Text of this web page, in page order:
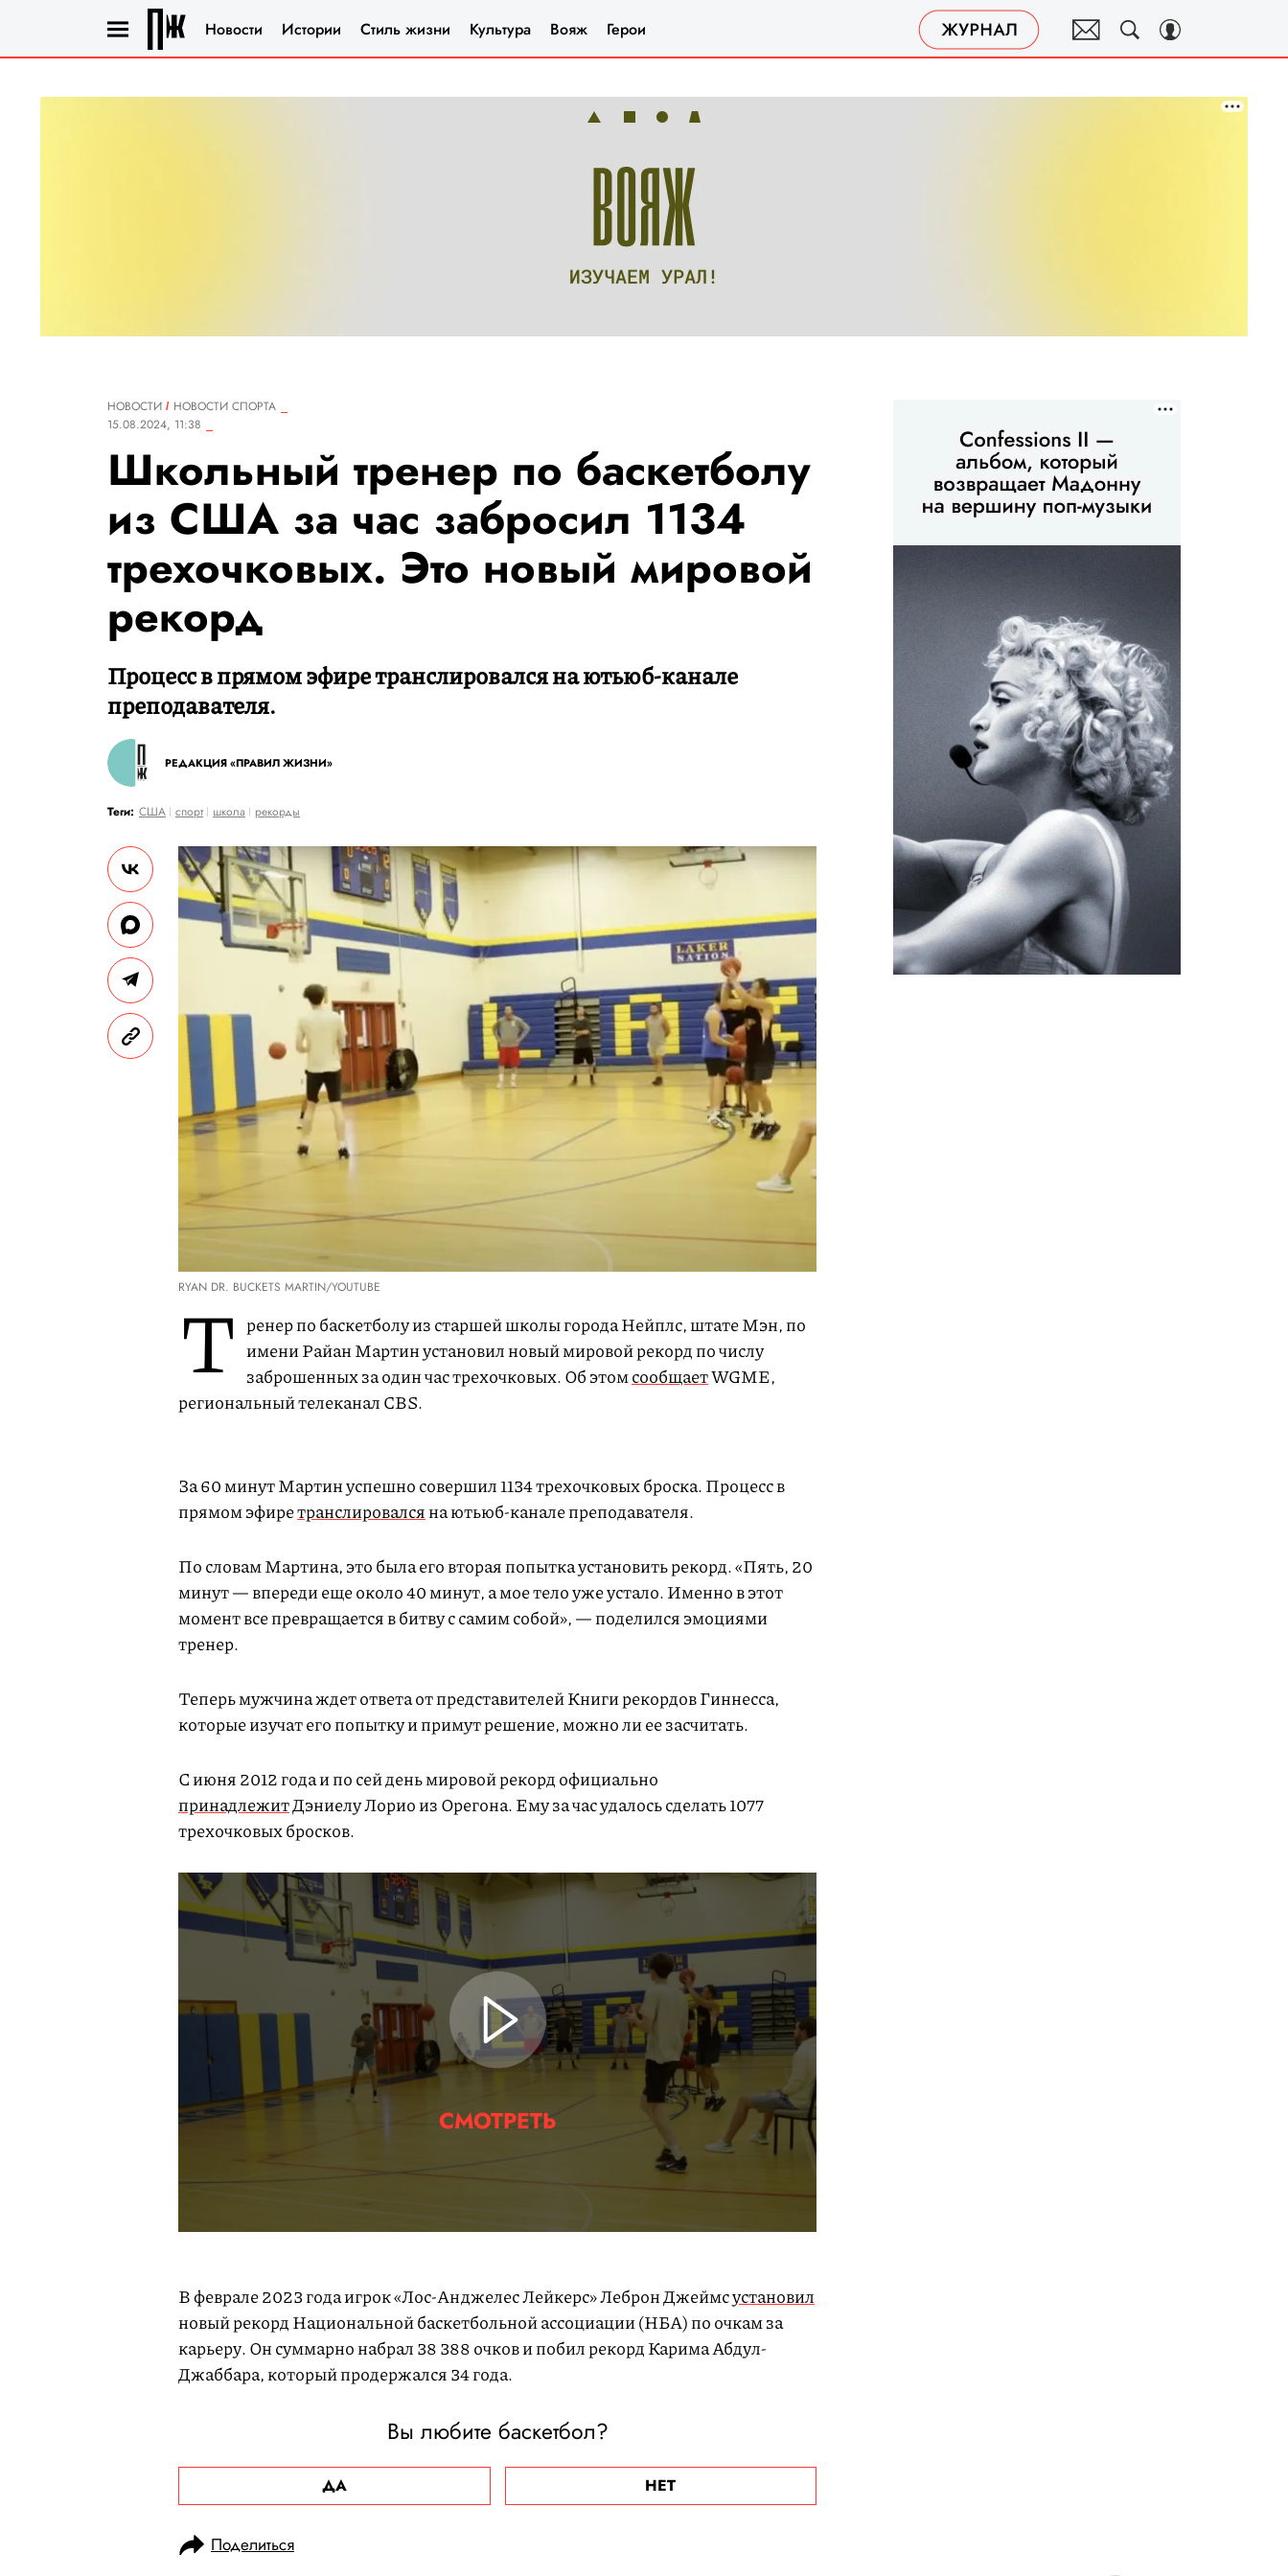
Новости Истории Стиль жизни Культура Вояж Герои
НОВОСТИ
НОВОСТИ СПОРТА
15.08.2024, 11:38
Школьный тренер по баскетболу
из США за час забросил 1134
трехочковых. Это новый мировой
рекорд
Процесс в прямом эфире транслировался на ютьюб-канале
преподавателя.
РЕДАКЦИЯ «ПРАВИЛ ЖИЗНИ»
Теги: США спорт школа рекорды
RYAN DR. BUCKETS MARTIN/YOUTUBE
Т ренер по баскетболу из старшей школы города Нейплс, штате Мэн, по
имени Райан Мартин установил новый мировой рекорд по числу
заброшенных за один час трехочковых. Об этомсообщаетWGME,
региональный телеканал CBS.
За 60 минут Мартин успешно совершил 1134 трехочковых броска. Процесс в
прямом эфиретранслировалсяна ютьюб-канале преподавателя.
По словам Мартина, это была его вторая попытка установить рекорд. «Пять, 20
минут — впереди еще около 40 минут, а мое тело уже устало. Именно в этот
момент все превращается в битву с самим собой», — поделился эмоциями
тренер.
Теперь мужчина ждет ответа от представителей Книги рекордов Гиннесса,
которые изучат его попытку и примут решение, можно ли ее засчитать.
С июня 2012 года и по сей день мировой рекорд официально
принадлежитДэниелу Лорио из Орегона. Ему за час удалось сделать 1077
трехочковых бросков.
СМОТРЕТЬ
В феврале 2023 года игрок «Лос-Анджелес Лейкерс» Леброн Джеймсустановил
новый рекорд Национальной баскетбольной ассоциации (НБА) по очкам за
карьеру. Он суммарно набрал 38 388 очков и побил рекорд Карима Абдул-
Джаббара, который продержался 34 года.
Вы любите баскетбол?
ДА НЕТ
Поделиться